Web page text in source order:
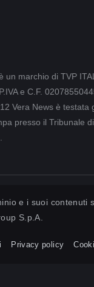
un marchio di TVP
e C.F.
Vera News è testata
presso il Tribunale
e i suoi contenuti
S.p.A.
Privacy policy